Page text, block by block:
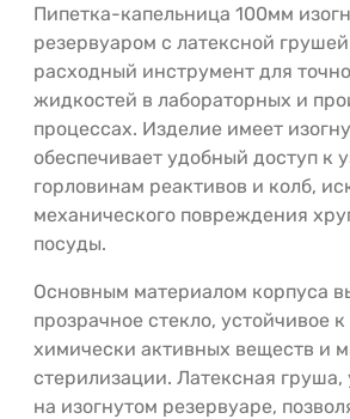
Пипетка-капельница 100мм
резервуаром с латексной
расходный инструмент для
жидкостей в лабораторных и
процессах. Изделие имеет
обеспечивает удобный доступ к
горловинам реактивов и колб,
механического повреждения
посуды.
Основным материалом корпуса
прозрачное стекло, устойчивое
химически активных веществ и
стерилизации. Латексная груша,
на изогнутом резервуаре,